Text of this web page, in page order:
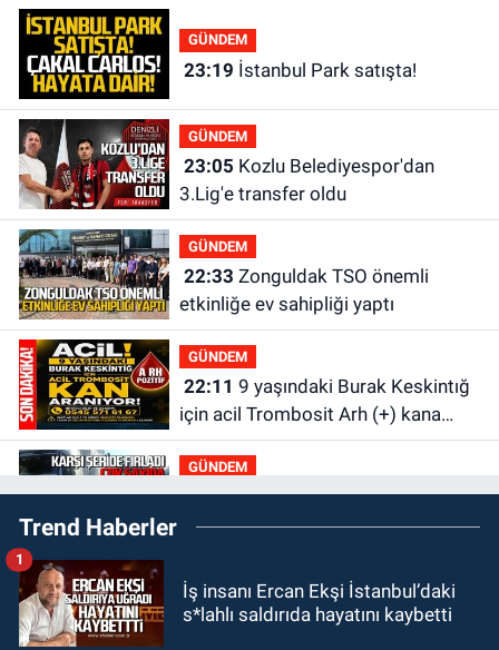
GÜNDEM
23:19 İstanbul Park satışta!
GÜNDEM
23:05
3.Lig'e transfer oldu
GÜNDEM
22:33
etkinliğe ev sahipliği yaptı
GÜNDEM
22:11
için acil Trombosit Arh (+) kana
ihtiyaç var
GÜNDEM
21:50Yoldan çıktı karşı şeride
fırladı: Çok sayıda yaralı var
21:38
Trend Haberler
İş insanı Ercan Ekşi İstanbul’daki
s*lahlı saldırıda hayatını kaybetti
1